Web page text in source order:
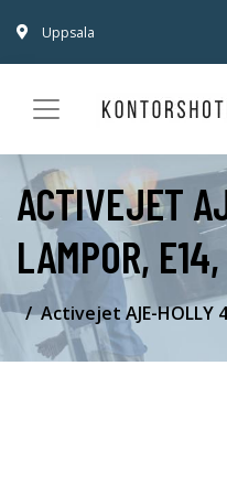
Uppsala
ACTIVEJET
LAMPOR,
Activejet AJE-HOLLY